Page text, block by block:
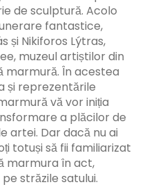
de sculptură. Acolo
fantastice,
și Nikiforos Lýtras,
muzeul artiștilor din
marmură. În acestea
și reprezentările
vă vor iniția
a plăcilor de
artei. Dar dacă nu ai
totuși să fii familiarizat
marmura în act,
străzile satului.